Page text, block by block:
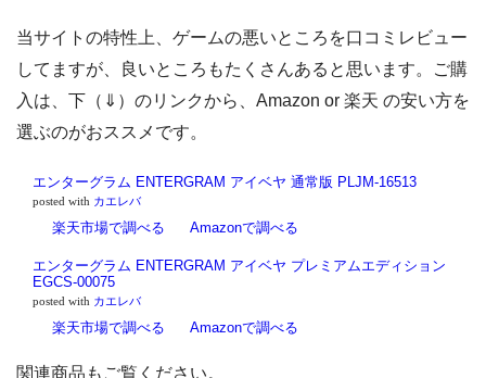
当サイトの特性上、ゲームの悪いところを口コミレビュー
してますが、良いところもたくさんあると思います。ご購
入は、下（⇓）のリンクから、Amazon or 楽天 の安い方を
選ぶのがおススメです。
エンターグラム ENTERGRAM アイベヤ 通常版 PLJM-16513
posted with カエレバ
楽天市場で調べる Amazonで調べる
エンターグラム ENTERGRAM アイベヤ プレミアムエディション
EGCS-00075
posted with カエレバ
楽天市場で調べる Amazonで調べる
関連商品もご覧ください。